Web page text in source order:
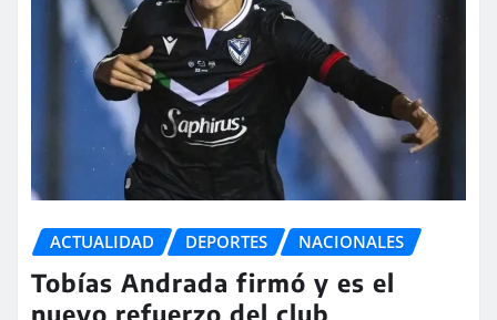
ACTUALIDAD DEPORTES NACIONALES
Tobías Andrada firmó y es el
nuevo refuerzo del club